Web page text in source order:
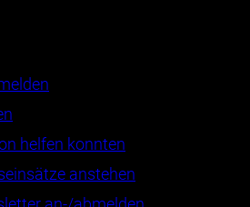
helfen konnten
anstehen